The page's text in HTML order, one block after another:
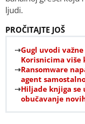
ljudi.
PROČITAJTE JOŠ
Gugl uvodi
Korisnicima više
Ransomware
agent
Hiljade knjiga se
obučavanje